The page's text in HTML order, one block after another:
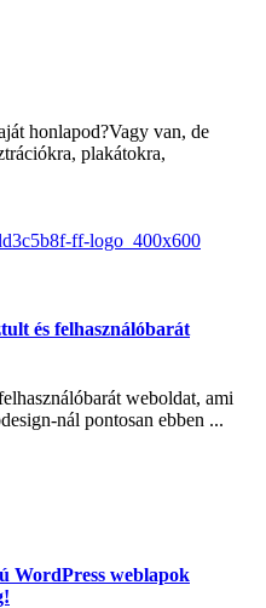
honlapod?Vagy van, de
plakátokra,
és felhasználóbarát
weboldat, ami
nál pontosan ebben ...
WordPress weblapok